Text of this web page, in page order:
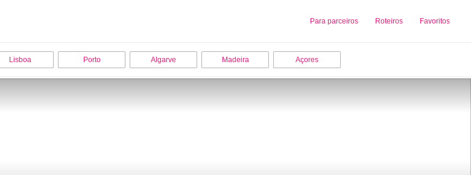
Para parceiros Roteiros Favoritos
Sobre nós Adicionar uma Empresa
Lisboa Porto Algarve Madeira Açores